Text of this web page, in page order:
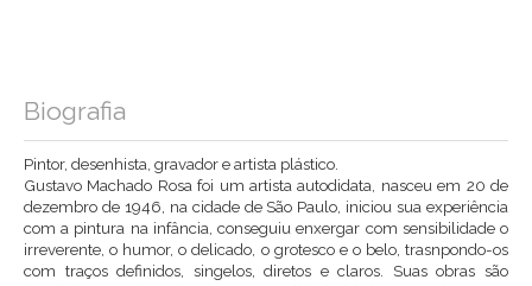
Biografia
Pintor, desenhista, gravador e artista plástico.
Gustavo Machado Rosa foi um artista autodidata, nasceu em 20 de
dezembro de 1946, na cidade de São Paulo, iniciou sua experiência
com a pintura na infância, conseguiu enxergar com sensibilidade o
irreverente, o humor, o delicado, o grotesco e o belo, trasnpondo-os
com traços definidos, singelos, diretos e claros. Suas obras são